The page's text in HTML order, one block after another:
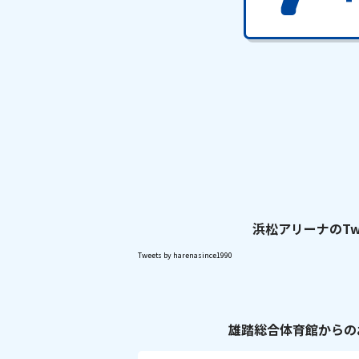
浜松アリーナの
Tweets by harenasince1990
雄踏総合体育館から